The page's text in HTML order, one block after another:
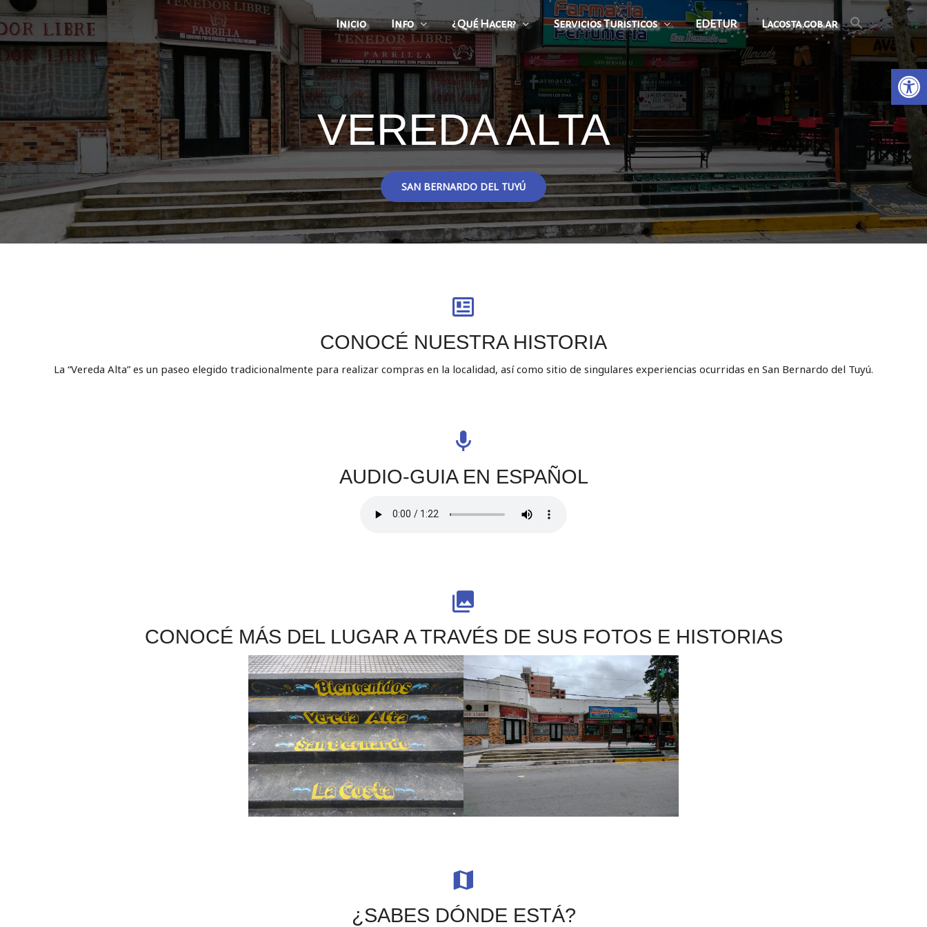
Inicio Info ¿ Qué Hacer? Servicios Turisticos EDETUR Lacosta.gob.ar
VEREDA ALTA
SAN BERNARDO DEL TUYÚ
CONOCÉ NUESTRA HISTORIA
La “Vereda Alta” es un paseo elegido tradicionalmente para realizar compras en la localidad, así como sitio de singulares experiencias ocurridas en San Bernardo del Tuyú.
AUDIO-GUIA EN ESPAÑOL
CONOCÉ MÁS DEL LUGAR A TRAVÉS DE SUS FOTOS E HISTORIAS
¿SABES DÓNDE ESTÁ?